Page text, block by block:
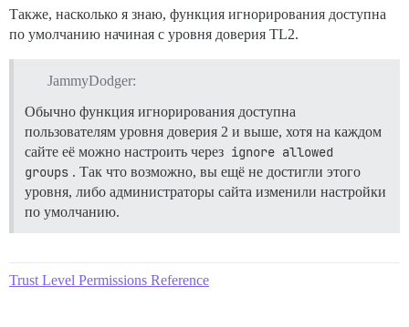
Также, насколько я знаю, функция игнорирования доступна
по умолчанию начиная с уровня доверия TL2.
JammyDodger:
Обычно функция игнорирования доступна
пользователям уровня доверия 2 и выше, хотя на каждом
сайте её можно настроить через ignore allowed
groups . Так что возможно, вы ещё не достигли этого
уровня, либо администраторы сайта изменили настройки
по умолчанию.
Trust Level Permissions Reference